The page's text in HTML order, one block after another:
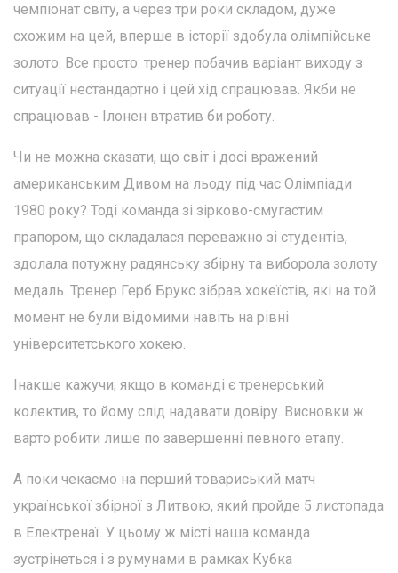
чемпіонат світу, а через три роки складом, дуже
схожим на цей, вперше в історії здобула олімпійське
золото. Все просто: тренер побачив варіант виходу з
ситуації нестандартно і цей хід спрацював. Якби не
спрацював - Ілонен втратив би роботу.
Чи не можна сказати, що світ і досі вражений
американським Дивом на льоду під час Олімпіади
1980 року? Тоді команда зі зірково-смугастим
прапором, що складалася переважно зі студентів,
здолала потужну радянську збірну та виборола золоту
медаль. Тренер Герб Брукс зібрав хокеїстів, які на той
момент не були відомими навіть на рівні
університетського хокею.
Інакше кажучи, якщо в команді є тренерський
колектив, то йому слід надавати довіру. Висновки ж
варто робити лише по завершенні певного етапу.
А поки чекаємо на перший товариський матч
української збірної з Литвою, який пройде 5 листопада
в Електренаї. У цьому ж місті наша команда
зустрінеться і з румунами в рамках Кубка